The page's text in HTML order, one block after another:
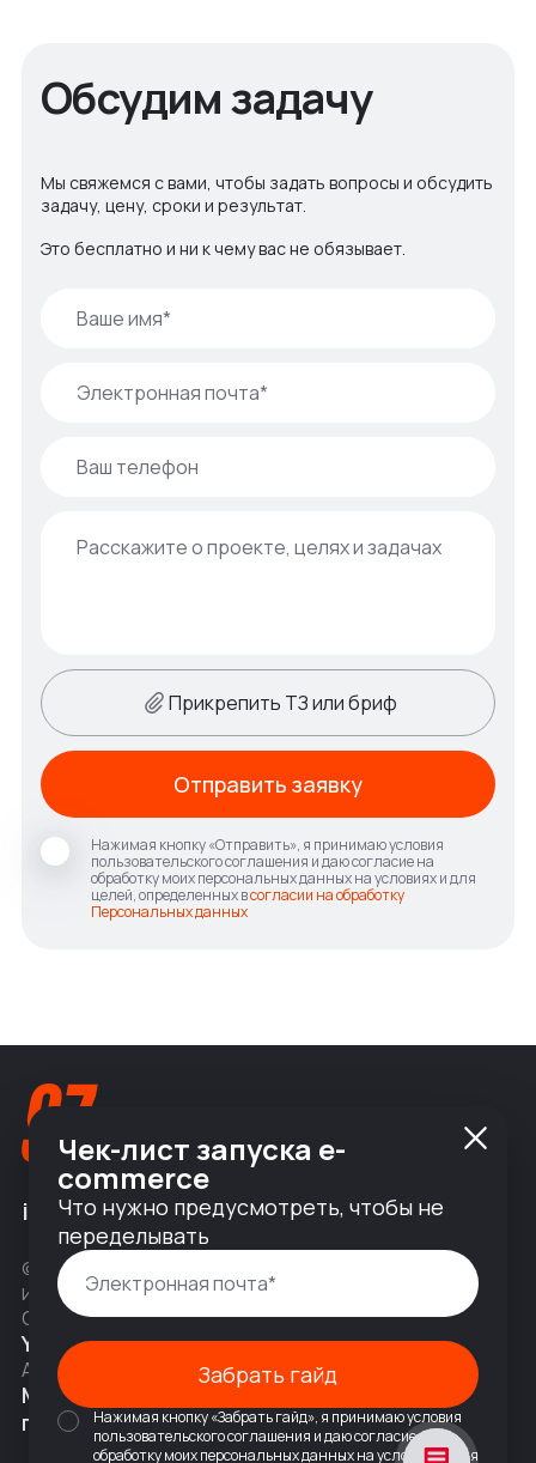
Обсудим задачу
Мы свяжемся с вами, чтобы задать вопросы и обсудить
задачу, цену, сроки и результат.
Это бесплатно и ни к чему вас не обязывает.
Прикрепить ТЗ или бриф
Нажимая кнопку «Отправить», я принимаю условия
пользовательского соглашения и даю согласие на
обработку моих персональных данных на условиях и для
целей, определенных всогласии на обработку
Персональных данных
Отправить заявку
info@nineseven.ru
© 2010 — 2026 ООО «Найнсевен», УНП 191376768,
ИНН 9710142077, КПП 771001001, ОГРН 1247700831377
Соц сети
YouTubeНаписать в Telegram
Адрес
Москва, 2-я Тверская-Ямская 18,
помещ. 7/2
Чек-лист запуска e-
commerce
Что нужно предусмотреть, чтобы не
переделывать
Забрать гайд
Нажимая кнопку «Забрать гайд», я принимаю условия
пользовательского соглашения и даю согласие на
обработку моих персональных данных на условиях и для